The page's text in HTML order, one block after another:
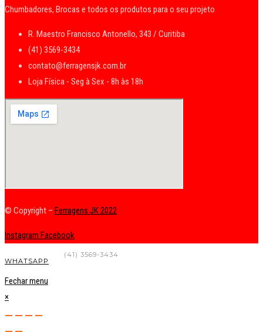
Chumbadores, Brocas e todos os produtos para o seu projeto
R. Maestro Francisco Antonello, 343 / Curitiba
(41) 3569-3434
contato@ferragensjk.com.br
Loja Física - Seg à Sex - 8h às 18h
© Copyright – Ferragens JK 2022
Instagram Facebook
(41) 3569-3434
WHATSAPP
Fechar menu
×